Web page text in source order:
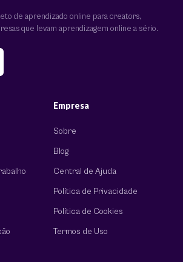
de aprendizado online para creators,
que levam aprendizagem online a sério.
Empresa
Sobre
Blog
Central de Ajuda
Política de Privacidade
Política de Cookies
Termos de Uso